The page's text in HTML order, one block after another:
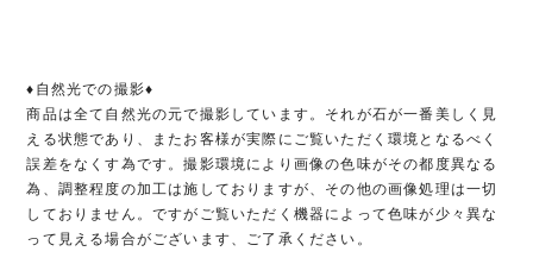
♦︎自然光での撮影♦︎
商品は全て自然光の元で撮影しています。それが石が一番美しく見
える状態であり、またお客様が実際にご覧いただく環境となるべく
誤差をなくす為です。撮影環境により画像の色味がその都度異なる
為、調整程度の加工は施しておりますが、その他の画像処理は一切
しておりません。ですがご覧いただく機器によって色味が少々異な
って見える場合がございます、ご了承ください。